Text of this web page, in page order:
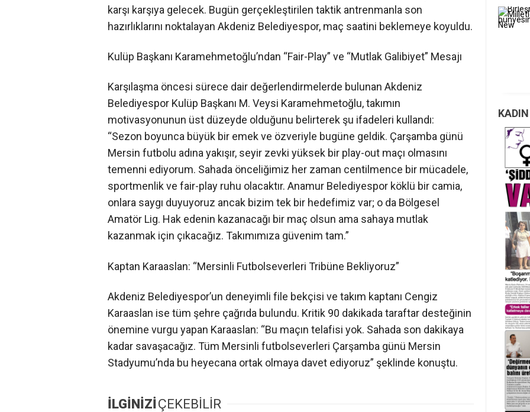
karşı karşıya gelecek. Bugün gerçekleştirilen taktik antrenmanla son
hazırlıklarını noktalayan Akdeniz Belediyespor, maç saatini beklemeye koyuldu.
Kulüp Başkanı Karamehmetoğlu’ndan “Fair-Play” ve “Mutlak Galibiyet” Mesajı
Karşılaşma öncesi sürece dair değerlendirmelerde bulunan Akdeniz
Belediyespor Kulüp Başkanı M. Veysi Karamehmetoğlu, takımın
motivasyonunun üst düzeyde olduğunu belirterek şu ifadeleri kullandı:
“Sezon boyunca büyük bir emek ve özveriyle bugüne geldik. Çarşamba günü
Mersin futbolu adına yakışır, seyir zevki yüksek bir play-out maçı olmasını
temenni ediyorum. Sahada önceliğimiz her zaman centilmence bir mücadele,
sportmenlik ve fair-play ruhu olacaktır. Anamur Belediyespor köklü bir camia,
onlara saygı duyuyoruz ancak bizim tek bir hedefimiz var; o da Bölgesel
Amatör Lig. Hak edenin kazanacağı bir maç olsun ama sahaya mutlak
kazanmak için çıkacağız. Takımımıza güvenim tam.”
Kaptan Karaaslan: “Mersinli Futbolseverleri Tribüne Bekliyoruz”
Akdeniz Belediyespor’un deneyimli file bekçisi ve takım kaptanı Cengiz
Karaaslan ise tüm şehre çağrıda bulundu. Kritik 90 dakikada taraftar desteğinin
önemine vurgu yapan Karaaslan: “Bu maçın telafisi yok. Sahada son dakikaya
kadar savaşacağız. Tüm Mersinli futbolseverleri Çarşamba günü Mersin
Stadyumu’nda bu heyecana ortak olmaya davet ediyoruz” şeklinde konuştu.
İLGİNİZİÇEKEBİLİR
KADIN